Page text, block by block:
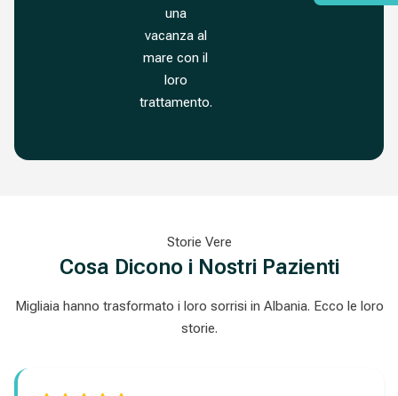
una
vacanza al
mare con il
loro
trattamento.
Storie Vere
Cosa Dicono i Nostri Pazienti
Migliaia hanno trasformato i loro sorrisi in Albania. Ecco le loro
storie.